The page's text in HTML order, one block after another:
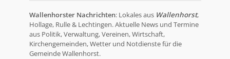
Wallenhorster Nachrichten: Lokales aus Wallenhorst,
Hollage, Rulle & Lechtingen. Aktuelle News und Termine
aus Politik, Verwaltung, Vereinen, Wirtschaft,
Kirchengemeinden, Wetter und Notdienste für die
Gemeinde Wallenhorst.